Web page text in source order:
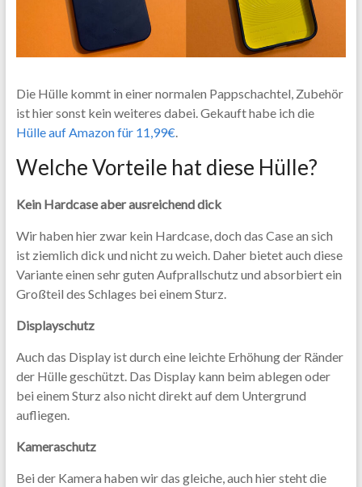
Die Hülle kommt in einer normalen Pappschachtel, Zubehör
ist hier sonst kein weiteres dabei. Gekauft habe ich die
Hülle auf Amazon für 11,99€.
Welche Vorteile hat diese Hülle?
Kein Hardcase aber ausreichend dick
Wir haben hier zwar kein Hardcase, doch das Case an sich
ist ziemlich dick und nicht zu weich. Daher bietet auch diese
Variante einen sehr guten Aufprallschutz und absorbiert ein
Großteil des Schlages bei einem Sturz.
Displayschutz
Auch das Display ist durch eine leichte Erhöhung der Ränder
der Hülle geschützt. Das Display kann beim ablegen oder
bei einem Sturz also nicht direkt auf dem Untergrund
aufliegen.
Kameraschutz
Bei der Kamera haben wir das gleiche, auch hier steht die